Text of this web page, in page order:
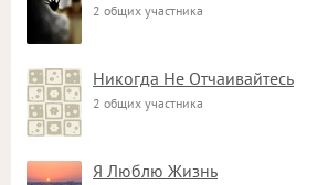
2 общих участника
Никогда Не Отчаивайтесь
2 общих участника
Я Люблю Жизнь